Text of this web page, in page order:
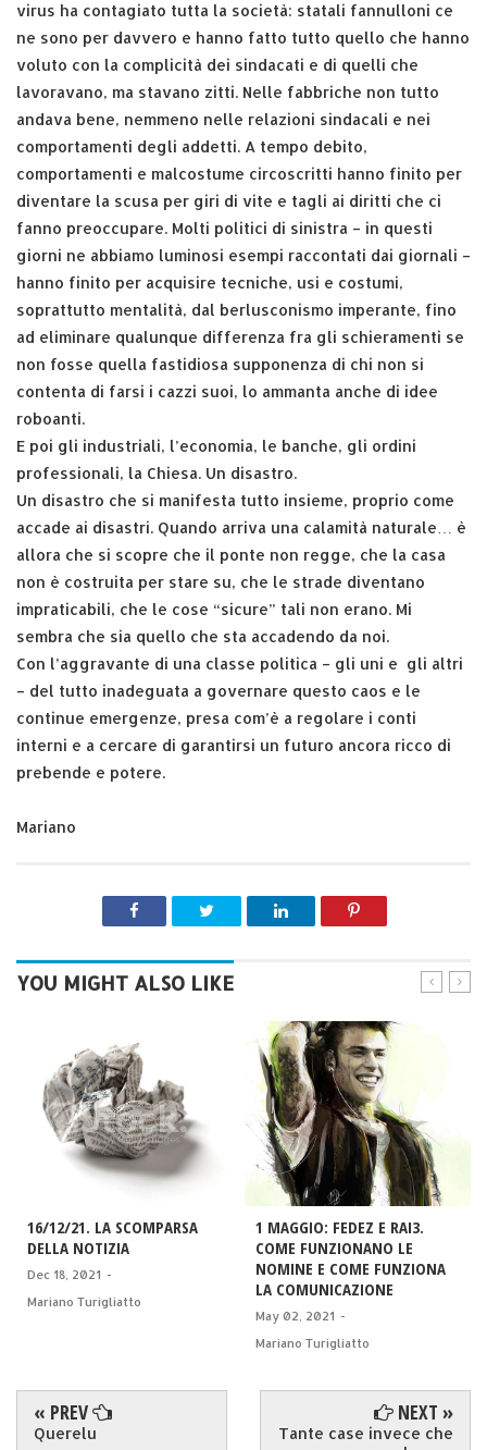
virus ha contagiato tutta la società: statali fannulloni ce
ne sono per davvero e hanno fatto tutto quello che hanno
voluto con la complicità dei sindacati e di quelli che
lavoravano, ma stavano zitti. Nelle fabbriche non tutto
andava bene, nemmeno nelle relazioni sindacali e nei
comportamenti degli addetti. A tempo debito,
comportamenti e malcostume circoscritti hanno finito per
diventare la scusa per giri di vite e tagli ai diritti che ci
fanno preoccupare. Molti politici di sinistra – in questi
giorni ne abbiamo luminosi esempi raccontati dai giornali –
hanno finito per acquisire tecniche, usi e costumi,
soprattutto mentalità, dal berlusconismo imperante, fino
ad eliminare qualunque differenza fra gli schieramenti se
non fosse quella fastidiosa supponenza di chi non si
contenta di farsi i cazzi suoi, lo ammanta anche di idee
roboanti.
E poi gli industriali, l’economia, le banche, gli ordini
professionali, la Chiesa. Un disastro.
Un disastro che si manifesta tutto insieme, proprio come
accade ai disastri. Quando arriva una calamità naturale… è
allora che si scopre che il ponte non regge, che la casa
non è costruita per stare su, che le strade diventano
impraticabili, che le cose “sicure” tali non erano. Mi
sembra che sia quello che sta accadendo da noi.
Con l’aggravante di una classe politica – gli uni e gli altri
– del tutto inadeguata a governare questo caos e le
continue emergenze, presa com’è a regolare i conti
interni e a cercare di garantirsi un futuro ancora ricco di
prebende e potere.
Mariano
YOU MIGHT ALSO LIKE
16/12/21. LA SCOMPARSA
DELLA NOTIZIA
Dec 18, 2021 -
Mariano Turigliatto
1 MAGGIO: FEDEZ E RAI3.
COME FUNZIONANO LE
NOMINE E COME FUNZIONA
LA COMUNICAZIONE
May 02, 2021 -
Mariano Turigliatto
« PREV
Querelu
NEXT »
Tante case invece che